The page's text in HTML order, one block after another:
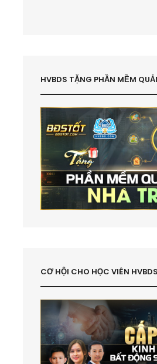
HVBDS TẶNG PHẦN MỀM
CƠ HỘI CHO HỌC VIÊN HVBDS